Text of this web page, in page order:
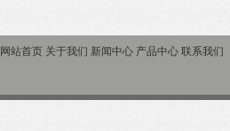
网站首页 关于我们 新闻中心 产品中心 联系我们